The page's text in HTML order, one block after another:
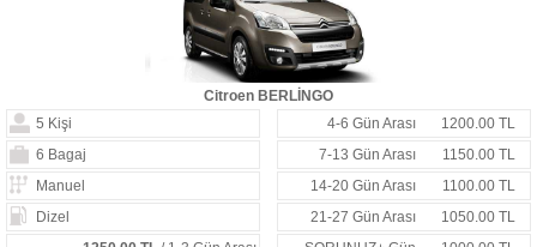
Citroen BERLİNGO
5 Kişi
4-6 Gün Arası
1200.00 TL
6 Bagaj
7-13 Gün Arası
1150.00 TL
Manuel
14-20 Gün Arası
1100.00 TL
Dizel
21-27 Gün Arası
1050.00 TL